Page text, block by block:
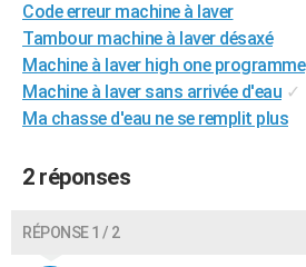
Carte de Noël
Carte Bonne année
Carte Saint-Valentin
Carte Pâques
Carte d'anniversaire
DICTIONNAIRE
Dictionnaire
Biographies
Citations
Expressions
Proverbes
PROGRAMME TV
COPAINS D'AVANT
AVIS DE DÉCÈS
Code erreur machine à laver
Tambour machine à laver désaxé
Machine à laver high one programme
Machine à laver sans arrivée d'eau ✓
Ma chasse d'eau ne se remplit plus
2 réponses
RÉPONSE 1 / 2